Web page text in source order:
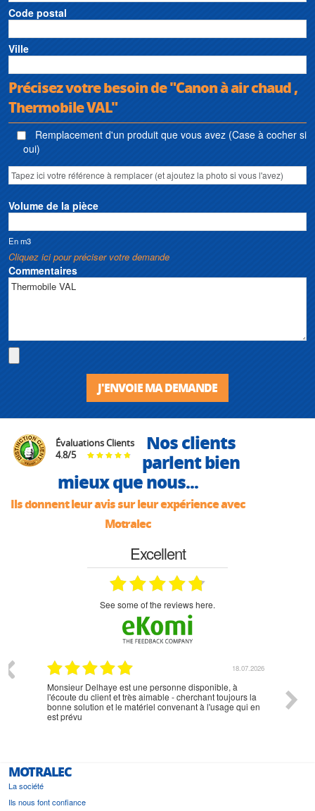
Code postal
Ville
Précisez votre besoin de "Canon à air chaud ,
Thermobile VAL"
Remplacement d'un produit que vous avez (Case à cocher si
oui)
Volume de la pièce
En m3
Cliquez ici pour préciser votre demande
Commentaires
J'ENVOIE MA DEMANDE
Évaluations Clients
4.8/5
Nos clients
parlent bien
mieux que nous...
Ils donnent leur avis sur leur expérience avec
Motralec
Excellent
see some of the reviews here.
18.07.2026
Monsieur Delhaye est une personne disponible, à
l'écoute du client et très aimable - cherchant toujours la
bonne solution et le matériel convenant à l'usage qui en
est prévu
MOTRALEC
La société
Ils nous font confiance